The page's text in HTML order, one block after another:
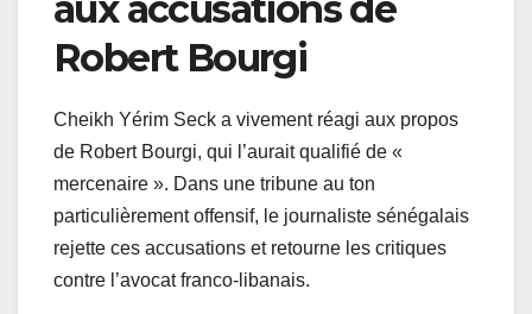
Robert Bourgi
Cheikh Yérim Seck a vivement réagi aux propos
de Robert Bourgi, qui l’aurait qualifié de «
mercenaire ». Dans une tribune au ton
particulièrement offensif, le journaliste sénégalais
rejette ces accusations et retourne les critiques
contre l’avocat franco-libanais.